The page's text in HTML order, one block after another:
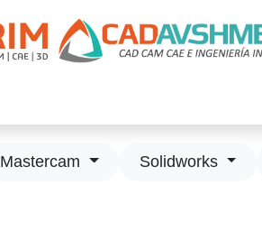
Mastercam Solidworks